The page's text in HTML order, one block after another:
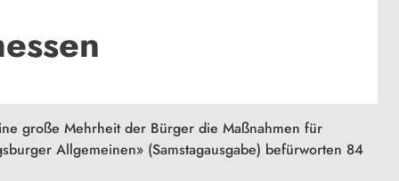
große Mehrheit der Bürger die Maßnahmen für
Allgemeinen» (Samstagausgabe) befürworten 84